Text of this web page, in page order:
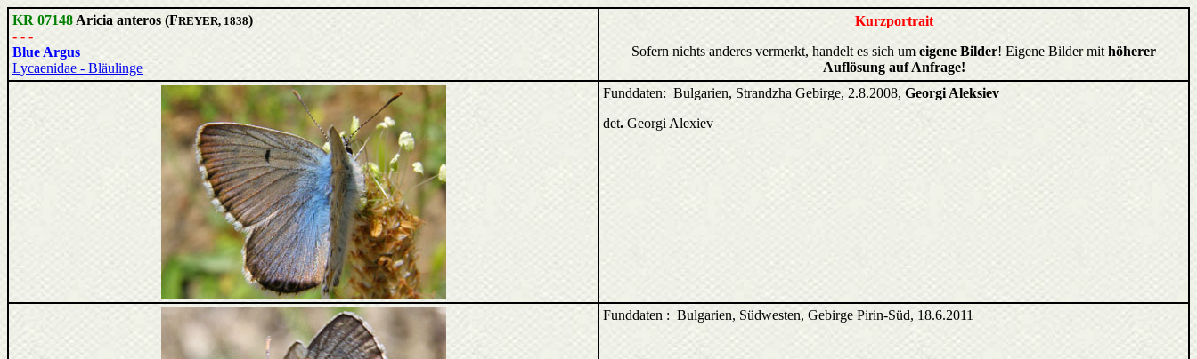
KR 07148 Aricia anteros (FREYER, 1838)
- - -
Blue Argus
Lycaenidae - Bläulinge
Kurzportrait
Sofern nichts anderes vermerkt, handelt es sich um eigene Bilder! Eigene Bilder mit höherer
Auflösung auf Anfrage!
Funddaten: Bulgarien, Strandzha Gebirge, 2.8.2008, Georgi Aleksiev
det. Georgi Alexiev
Funddaten : Bulgarien, Südwesten, Gebirge Pirin-Süd, 18.6.2011